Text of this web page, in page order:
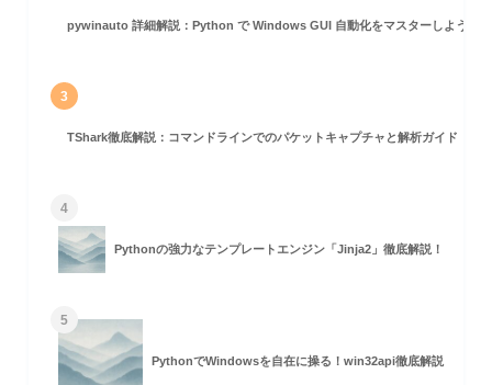
pywinauto 詳細解説：Python で Windows GUI 自動化をマスターしよう！
3
TShark徹底解説：コマンドラインでのパケットキャプチャと解析ガイド
4
Pythonの強力なテンプレートエンジン「Jinja2」徹底解説！
5
PythonでWindowsを自在に操る！win32api徹底解説